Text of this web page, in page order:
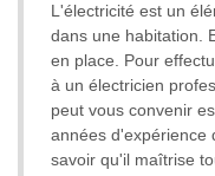
L'électricité est un
dans une habitation.
en place. Pour
à un électricien
peut vous convenir
années d'expérience
savoir qu'il maîtrise